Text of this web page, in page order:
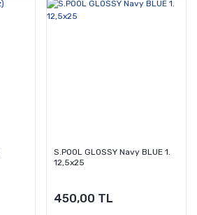
S.POOL GLOSSY Navy BLUE 1.
12,5x25
450,00 TL